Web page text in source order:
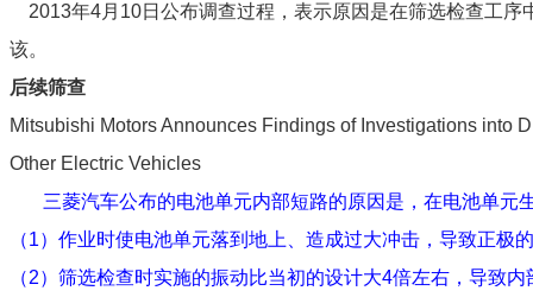
2013年4月10日公布调查过程，表示原因是在筛选检查工序
该。
后续筛查
Mitsubishi Motors Announces Findings of Investigations into
Other Electric Vehicles
三菱汽车公布的电池单元内部短路的原因是，在电池单元
（1）作业时使电池单元落到地上、造成过大冲击，导致正极
（2）筛选检查时实施的振动比当初的设计大4倍左右，导致